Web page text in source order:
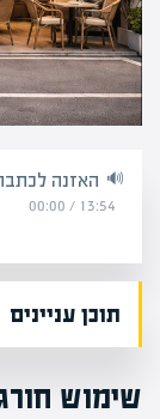
האזנה
13:54
/
00:00
תוכן עניינים
שימוש